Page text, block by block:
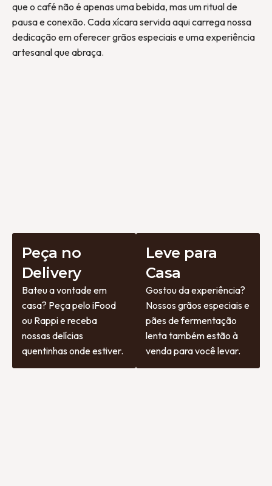
que o café não é apenas uma bebida, mas um ritual de
pausa e conexão. Cada xícara servida aqui carrega nossa
dedicação em oferecer grãos especiais e uma experiência
artesanal que abraça.
Peça no
Delivery
Bateu a vontade em
casa? Peça pelo iFood
ou Rappi e receba
nossas delícias
quentinhas onde estiver.
Leve para
Casa
Gostou da experiência?
Nossos grãos especiais e
pães de fermentação
lenta também estão à
venda para você levar.